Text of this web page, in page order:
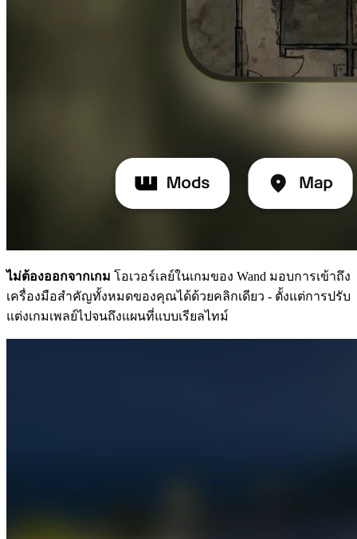
ไม่ต้องออกจากเกม โอเวอร์เลย์ในเกมของ Wand มอบการเข้าถึง
เครื่องมือสำคัญทั้งหมดของคุณได้ด้วยคลิกเดียว - ตั้งแต่การปรับ
แต่งเกมเพลย์ไปจนถึงแผนที่แบบเรียลไทม์